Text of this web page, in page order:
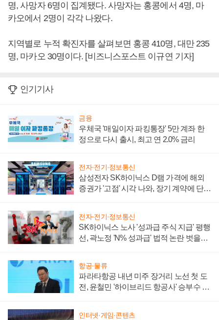
명, 사망자 6명이 집계됐다. 사망자는 홍콩에서 4명, 마
카오에서 2명이 각각 나왔다.
지역별로 누적 확진자를 살펴보면 홍콩 410명, 대만 235
명, 마카오 30명이다. [비즈니스포스트 이규연 기자]
인기기사
금융
우체국 '매일이자 파킹통장' 5만 계좌 한
정으로 다시 출시, 최고 연 2.0% 금리
전자·전기·정보통신
삼성전자 SK하이닉스 D램 가격에 해외
증권가 '고점' 시각 나와, 장기 계약에 단점
전자·전기·정보통신
SK하이닉스 노사 '성과급 주식 지급' 평행
선, 곽노정 'N% 성과급' 법적 논란 벗을지
항공·물류
파라타항공 내년 미주 장거리 노선 첫 도
전, 윤철민 '하이브리드 항공사' 승부수 통
인터넷·게임·콘텐츠